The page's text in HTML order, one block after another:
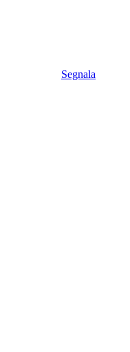
Segnala